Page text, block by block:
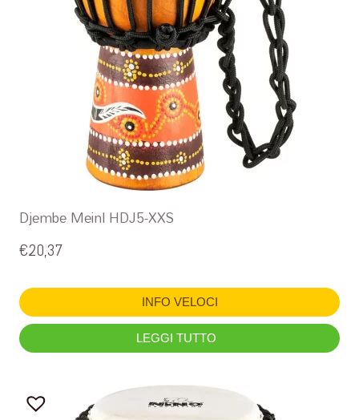
Djembe Meinl HDJ5-XXS
€20,37
INFO VELOCI
LEGGI TUTTO